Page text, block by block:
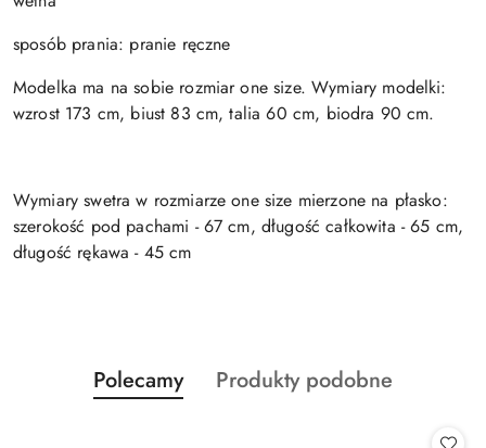
sposób prania: pranie ręczne
Modelka ma na sobie rozmiar one size. Wymiary modelki:
wzrost 173 cm, biust 83 cm, talia 60 cm, biodra 90 cm.
Wymiary swetra w rozmiarze one size mierzone na płasko:
szerokość pod pachami - 67 cm, długość całkowita - 65 cm,
długość rękawa - 45 cm
Pomiń karuzelę produktów
Produkty
o
Polecamy
Produkty
Produkty podobne